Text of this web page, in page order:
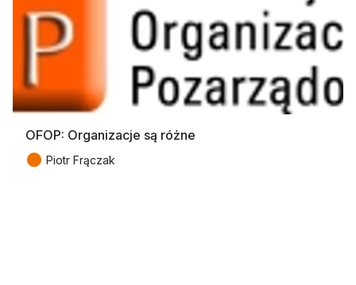
OFOP: Organizacje są różne
● Piotr Frączak